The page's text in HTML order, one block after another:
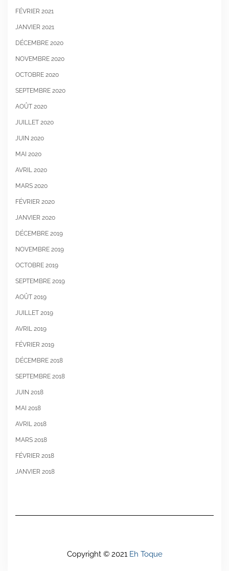
FÉVRIER 2021
JANVIER 2021
DÉCEMBRE 2020
NOVEMBRE 2020
OCTOBRE 2020
SEPTEMBRE 2020
AOÛT 2020
JUILLET 2020
JUIN 2020
MAI 2020
AVRIL 2020
MARS 2020
FÉVRIER 2020
JANVIER 2020
DÉCEMBRE 2019
NOVEMBRE 2019
OCTOBRE 2019
SEPTEMBRE 2019
AOÛT 2019
JUILLET 2019
AVRIL 2019
FÉVRIER 2019
DÉCEMBRE 2018
SEPTEMBRE 2018
JUIN 2018
MAI 2018
AVRIL 2018
MARS 2018
FÉVRIER 2018
JANVIER 2018
Copyright © 2021 Eh Toque